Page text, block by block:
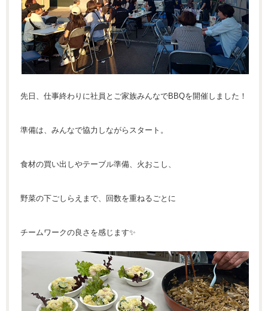
先日、仕事終わりに社員とご家族みんなでBBQを開催しました！
準備は、みんなで協力しながらスタート。
食材の買い出しやテーブル準備、火おこし、
野菜の下ごしらえまで、回数を重ねるごとに
チームワークの良さを感じます✨